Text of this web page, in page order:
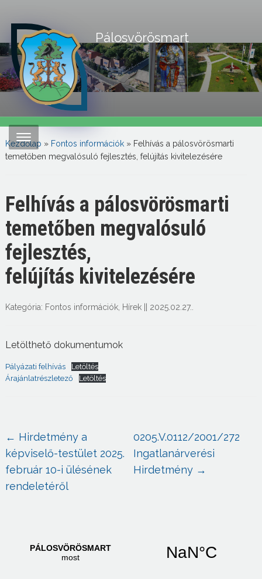
Pálosvörösmart
Kezdőlap » Fontos információk» Felhívás a pálosvörösmarti
temetőben megvalósuló fejlesztés, felújítás kivitelezésére
Felhívás a pálosvörösmarti
temetőben megvalósuló
fejlesztés,
felújítás kivitelezésére
Kategória: Fontos információk, Hírek|| 2025.02.27.
Letölthető dokumentumok
Pályázati felhívás
Letöltés
Árajánlatrészletező
Letöltés
← Hirdetmény a
képviselő-testület 2025.
február 10-i ülésének
rendeletéről
0205.V.0112/2001/272
Ingatlanárverési
Hirdetmény →